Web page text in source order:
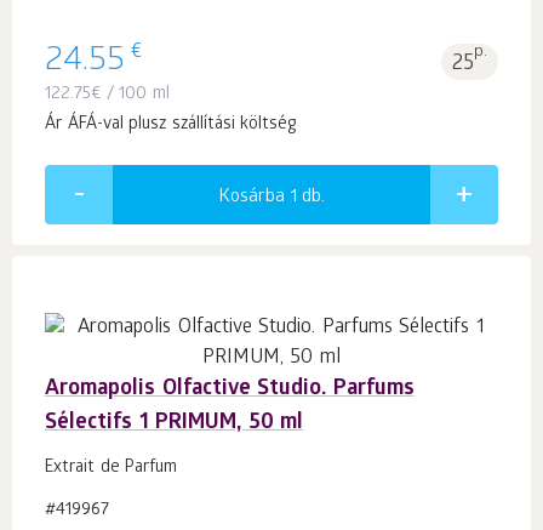
24.55 € 25p.
122.75€ / 100 ml
Ár ÁFÁ-val plusz szállítási költség
Kosárba 1 db.
Aromapolis Olfactive Studio. Parfums
Sélectifs 1 PRIMUM, 50 ml
Extrait de Parfum
#419967